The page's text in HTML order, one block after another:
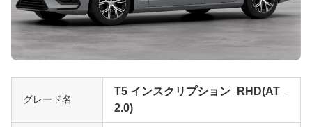
グレード名
T5 インスクリプション_RHD(AT_
2.0)